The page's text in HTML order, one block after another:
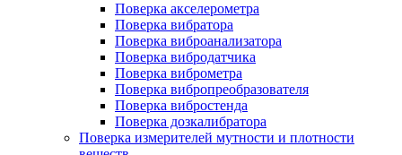
Поверка акселерометра
Поверка вибратора
Поверка виброанализатора
Поверка вибродатчика
Поверка виброметра
Поверка вибропреобразователя
Поверка вибростенда
Поверка дозкалибратора
Поверка измерителей мутности и плотности